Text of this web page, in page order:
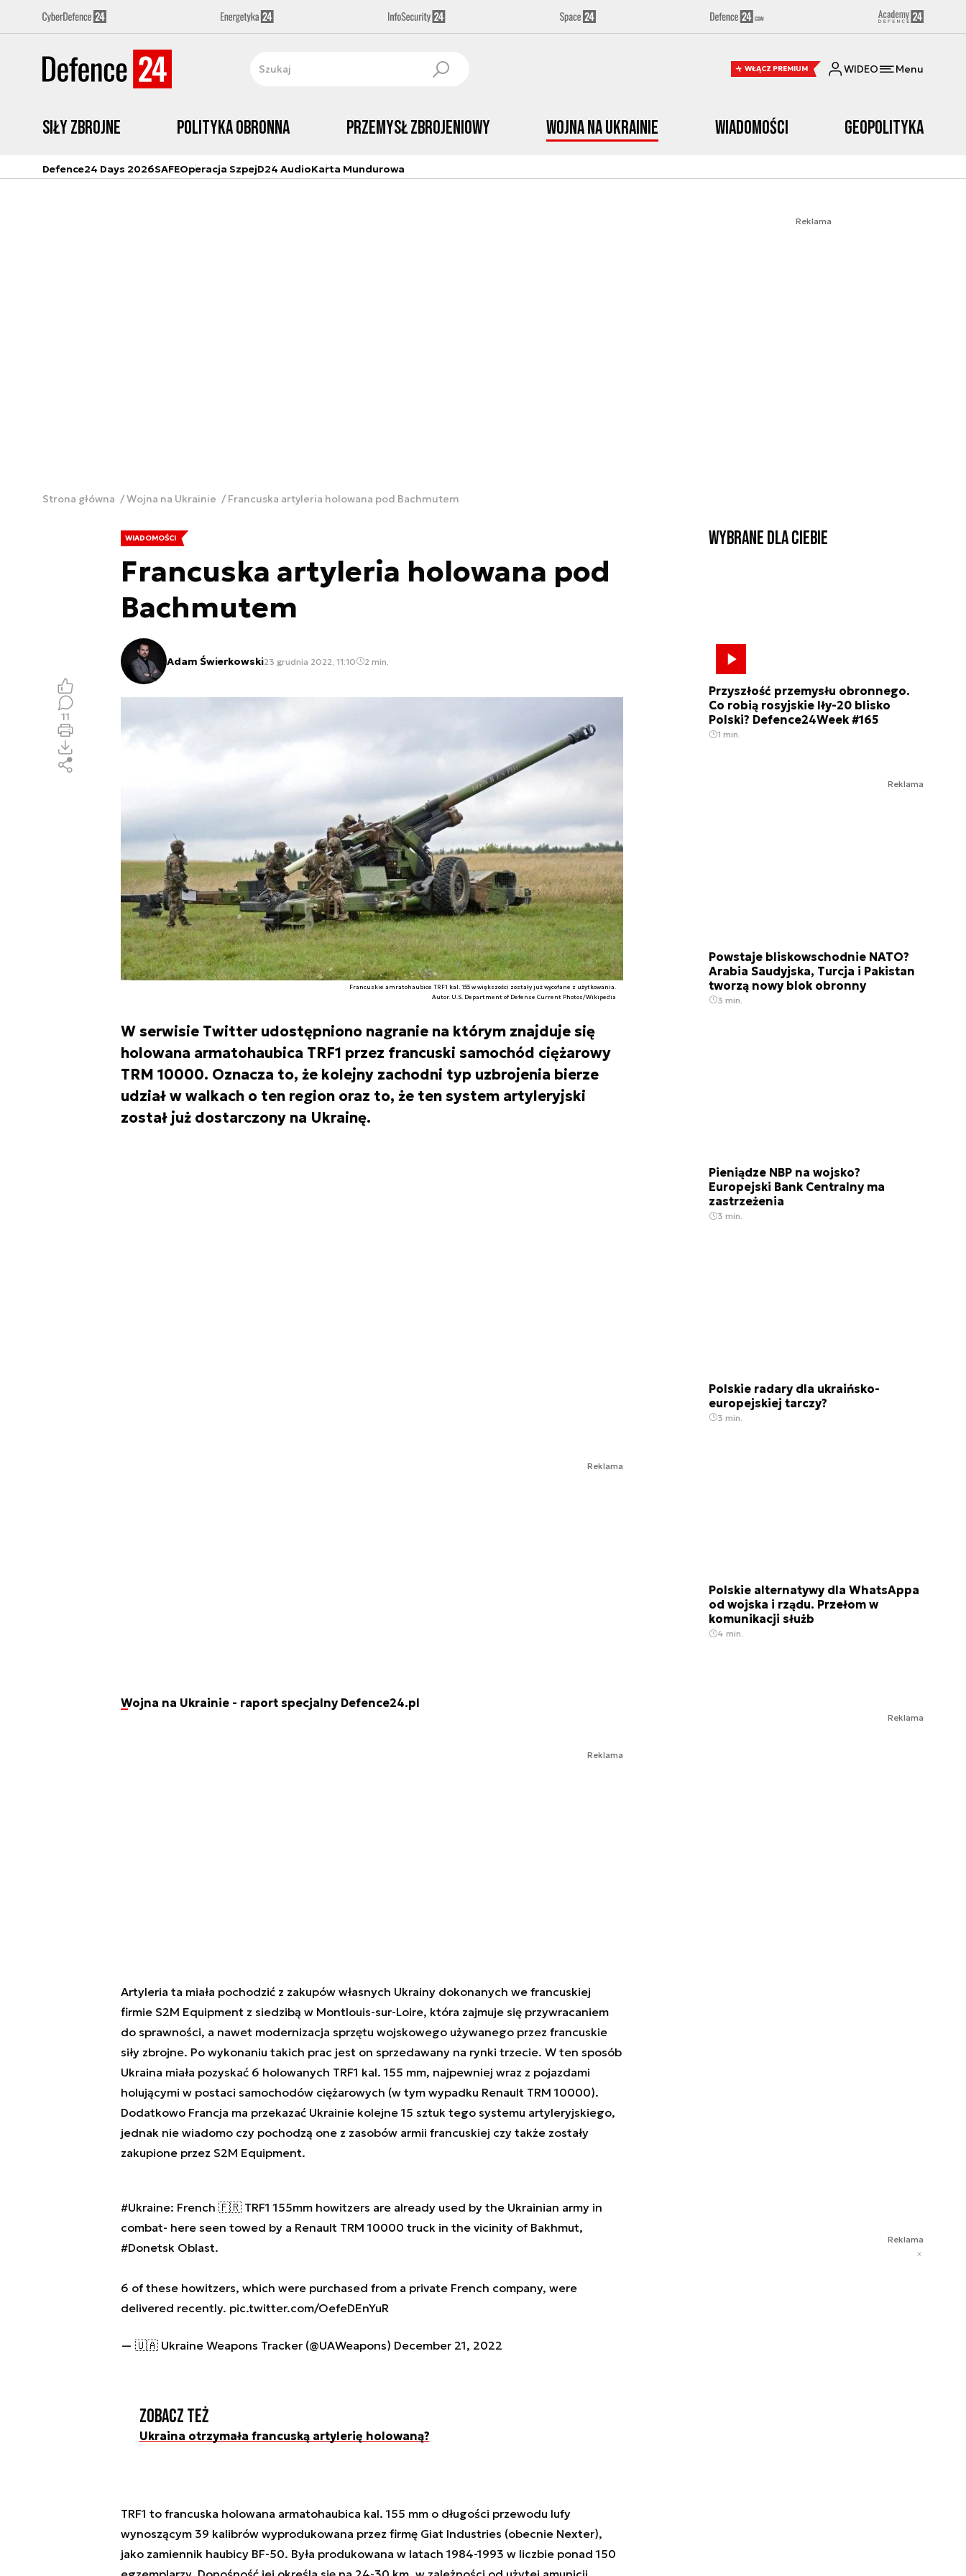
WŁĄCZ PREMIUM WIDEO Menu
Siły zbrojne Polityka obronna Przemysł Zbrojeniowy Wojna na Ukrainie Wiadomości Geopolityka
Defence24 Days 2026SAFEOperacja SzpejD24 AudioKarta Mundurowa
Reklama
Strona główna Wojna na Ukrainie Francuska artyleria holowana pod Bachmutem
WIADOMOŚCI
Francuska artyleria holowana pod
Bachmutem
Adam Świerkowski23 grudnia 2022, 11:10 2 min.
Francuskie amratohaubice TRF1 kal. 155 w większości zostały już wycofane z użytkowania.
Autor. U.S. Department of Defense Current Photos/Wikipedia
W serwisie Twitter udostępniono nagranie na którym znajduje się
holowana armatohaubica TRF1 przez francuski samochód ciężarowy
TRM 10000. Oznacza to, że kolejny zachodni typ uzbrojenia bierze
udział w walkach o ten region oraz to, że ten system artyleryjski
został już dostarczony na Ukrainę.
11
Reklama
Wojna na Ukrainie - raport specjalny Defence24.pl
Reklama
Artyleria ta miała pochodzić z zakupów własnych Ukrainy dokonanych we francuskiej
firmie S2M Equipment z siedzibą w Montlouis-sur-Loire, która zajmuje się przywracaniem
do sprawności, a nawet modernizacja sprzętu wojskowego używanego przez francuskie
siły zbrojne. Po wykonaniu takich prac jest on sprzedawany na rynki trzecie. W ten sposób
Ukraina miała pozyskać 6 holowanych TRF1 kal. 155 mm, najpewniej wraz z pojazdami
holującymi w postaci samochodów ciężarowych (w tym wypadku Renault TRM 10000).
Dodatkowo Francja ma przekazać Ukrainie kolejne 15 sztuk tego systemu artyleryjskiego,
jednak nie wiadomo czy pochodzą one z zasobów armii francuskiej czy także zostały
zakupione przez S2M Equipment.
#Ukraine: French 🇫🇷 TRF1 155mm howitzers are already used by the Ukrainian army in
combat- here seen towed by a Renault TRM 10000 truck in the vicinity of Bakhmut,
#DonetskOblast.
6 of these howitzers, which were purchased from a private French company, were
delivered recently. pic.twitter.com/OefeDEnYuR
— 🇺🇦 Ukraine Weapons Tracker (@UAWeapons) December 21, 2022
Zobacz też
Ukraina otrzymała francuską artylerię holowaną?
TRF1 to francuska holowana armatohaubica kal. 155 mm o długości przewodu lufy
wynoszącym 39 kalibrów wyprodukowana przez firmę Giat Industries (obecnie Nexter),
jako zamiennik haubicy BF-50. Była produkowana w latach 1984-1993 w liczbie ponad 150
Wybrane dla Ciebie
Przyszłość przemysłu obronnego.
Co robią rosyjskie Iły-20 blisko
Polski? Defence24Week #165
1 min.
Reklama
Powstaje bliskowschodnie NATO?
Arabia Saudyjska, Turcja i Pakistan
tworzą nowy blok obronny
3 min.
Pieniądze NBP na wojsko?
Europejski Bank Centralny ma
zastrzeżenia
3 min.
Polskie radary dla ukraińsko-
europejskiej tarczy?
3 min.
Polskie alternatywy dla WhatsAppa
od wojska i rządu. Przełom w
komunikacji służb
4 min.
Reklama
Reklama